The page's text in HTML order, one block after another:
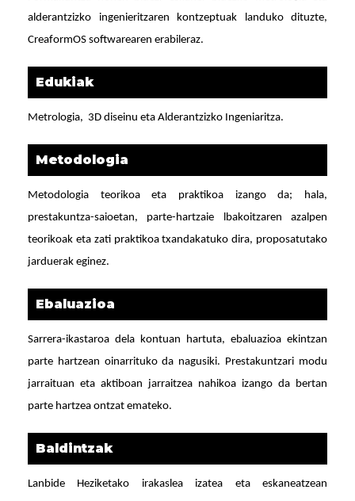
alderantzizko ingenieritzaren kontzeptuak landuko dituzte,
CreaformOS softwarearen erabileraz.
Edukiak
Metrologia, 3D diseinu eta Alderantzizko Ingeniaritza.
Metodologia
Metodologia teorikoa eta praktikoa izango da; hala,
prestakuntza-saioetan, parte-hartzaie lbakoitzaren azalpen
teorikoak eta zati praktikoa txandakatuko dira, proposatutako
jarduerak eginez.
Ebaluazioa
Sarrera-ikastaroa dela kontuan hartuta, ebaluazioa ekintzan
parte hartzean oinarrituko da nagusiki. Prestakuntzari modu
jarraituan eta aktiboan jarraitzea nahikoa izango da bertan
parte hartzea ontzat emateko.
Baldintzak
Lanbide Heziketako irakaslea izatea eta eskaneatzean